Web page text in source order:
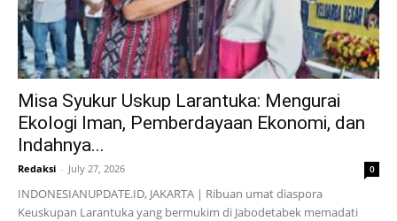
Misa Syukur Uskup Larantuka: Mengurai
Ekologi Iman, Pemberdayaan Ekonomi, dan
Indahnya...
Redaksi - July 27, 2026 0
INDONESIANUPDATE.ID, JAKARTA | Ribuan umat diaspora
Keuskupan Larantuka yang bermukim di Jabodetabek memadati